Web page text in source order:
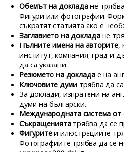
Обемът на доклада не
Фигури или фотографии.
съкратят статията ако е
Заглавието на доклада не
Пълните имена на авторите,
институт, компания, град и
да са указани.
Резюмето на доклада е на
Ключовите думи трябва да
За доклади, изпратени на
думи на български.
Международната система от
Съкращенията трябва да се
Фигурите и илюстрациите
Фотографиите трябва да се